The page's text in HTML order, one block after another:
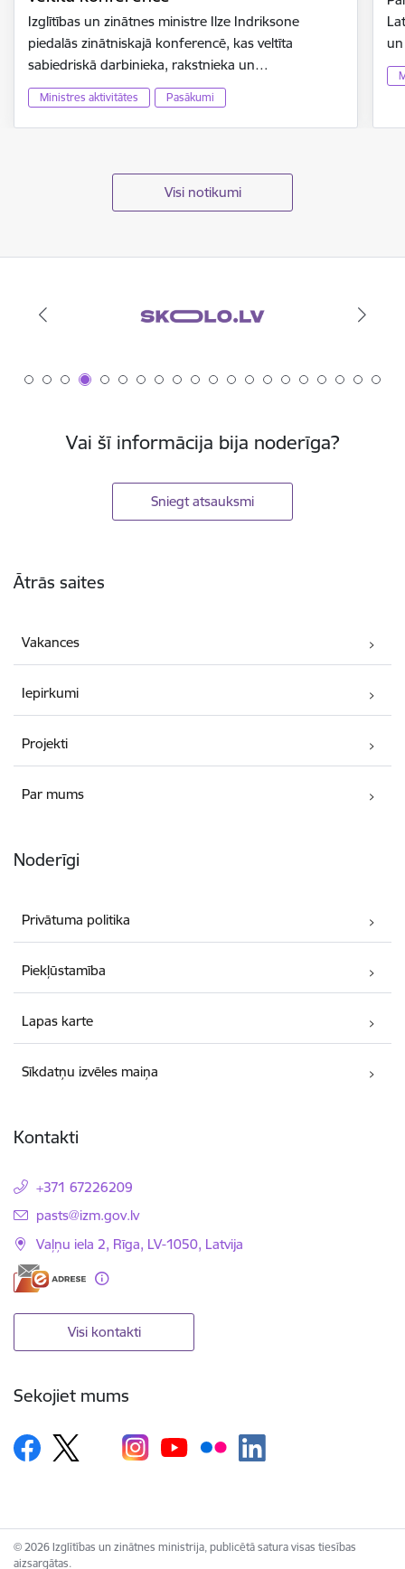
Izglītības un zinātnes ministre Ilze Indriksone
piedalās zinātniskajā konferencē, kas veltīta
sabiedriskā darbinieka, rakstnieka un…
Ministres aktivitātes Pasākumi
Visi notikumi
Vai šī informācija bija noderīga?
Sniegt atsauksmi
Ātrās saites
Vakances
Iepirkumi
Projekti
Par mums
Noderīgi
Privātuma politika
Piekļūstamība
Lapas karte
Sīkdatņu izvēles maiņa
Kontakti
+371 67226209
E-pasts:
pasts@izm.gov.lv
Vaļņu iela 2, Rīga, LV-1050, Latvija
Visi kontakti
Sekojiet mums
© 2026 Izglītības un zinātnes ministrija, publicētā satura visas tiesības
aizsargātas.